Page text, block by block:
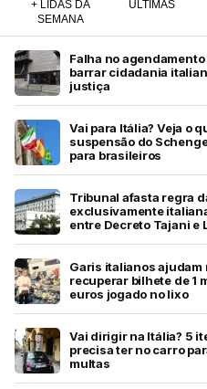
+ LIDAS DA
SEMANA
ÚLTIMAS
Falha no agendamento
barrar cidadania
justiça
Vai para Itália? Veja o
suspensão do
para brasileiros
Tribunal afasta regra
exclusivamente
entre Decreto Tajani e
Garis italianos ajudam
recuperar bilhete de 1
euros jogado no lixo
Vai dirigir na Itália? 5
precisa ter no carro
multas